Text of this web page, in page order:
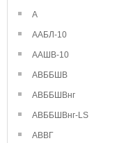
А
ААБЛ-10
ААШВ-10
АВББШВ
АВББШВнг
АВББШВнг-LS
АВВГ